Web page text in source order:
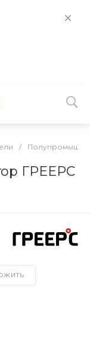
/
ГРЕЕРС